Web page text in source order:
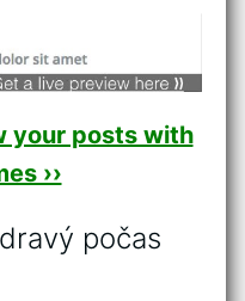
your posts with
››
počas